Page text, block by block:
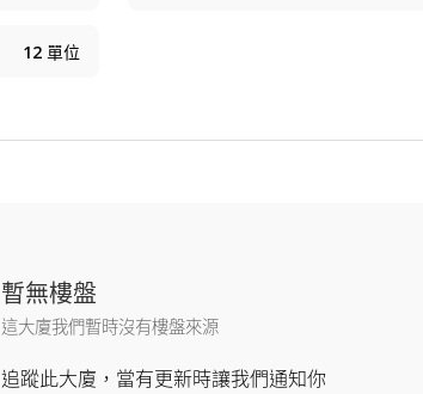
12 單位
暫無樓盤
這大廈我們暫時沒有樓盤來源
追蹤此大廈，當有更新時讓我們通知你